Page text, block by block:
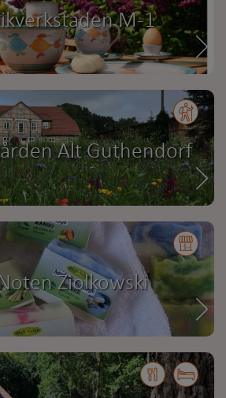
M-1
Alt Guthendorf
Ziolkowski